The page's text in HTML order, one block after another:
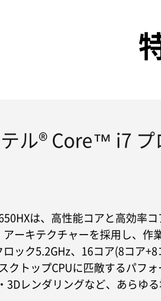
ル® Core™ i7
は、高性能コアと高効率
ーキテクチャーを採用し、作
ック5.2GHz、16コア(8コア+8
クトップCPUに匹敵するパフ
3Dレンダリングなど、あらゆ